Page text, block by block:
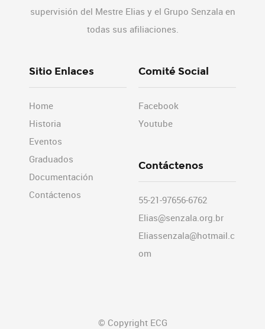
supervisión del Mestre Elias y el Grupo Senzala en
todas sus afiliaciones.
Sitio Enlaces
Home
Historia
Eventos
Graduados
Documentación
Contáctenos
Comité Social
Facebook
Youtube
Contáctenos
55-21-97656-6762
Elias@senzala.org.br
Eliassenzala@hotmail.c
om
© Copyright ECG